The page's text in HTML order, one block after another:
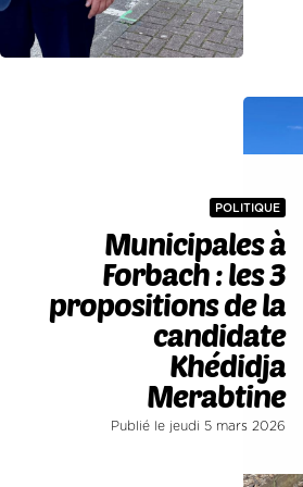
POLITIQUE
Municipales à
Forbach : les 3
propositions de la
candidate
Khédidja
Merabtine
Publié le jeudi 5 mars 2026